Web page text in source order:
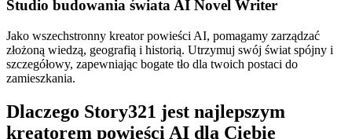
Studio budowania świata AI Novel Writer
Jako wszechstronny kreator powieści AI, pomagamy zarządzać
złożoną wiedzą, geografią i historią. Utrzymuj swój świat spójny i
szczegółowy, zapewniając bogate tło dla twoich postaci do
zamieszkania.
Dlaczego Story321 jest najlepszym
kreatorem powieści AI dla Ciebie